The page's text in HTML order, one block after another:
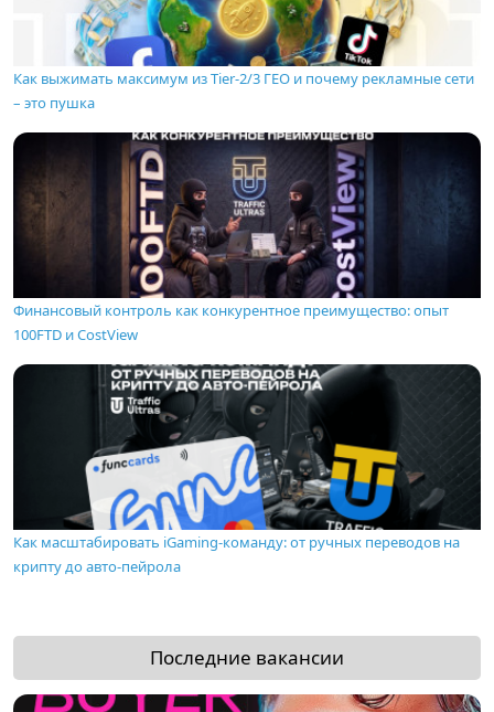
Как выжимать максимум из Tier-2/3 ГЕО и почему рекламные сети
– это пушка
Финансовый контроль как конкурентное преимущество: опыт
100FTD и CostView
Как масштабировать iGaming-команду: от ручных переводов на
крипту до авто-пейрола
Последние вакансии